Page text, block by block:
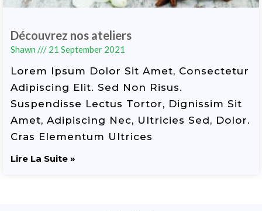
Découvrez nos ateliers
Shawn 21 September 2021
Lorem Ipsum Dolor Sit Amet, Consectetur
Adipiscing Elit. Sed Non Risus.
Suspendisse Lectus Tortor, Dignissim Sit
Amet, Adipiscing Nec, Ultricies Sed, Dolor.
Cras Elementum Ultrices
Lire La Suite »